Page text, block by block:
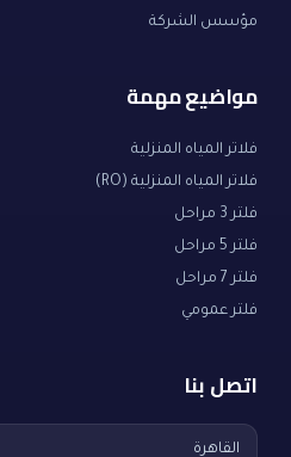
مؤسس الشركة
مواضيع مهمة
فلاتر المياه المنزلية
فلاتر المياه المنزلية (RO)
فلتر 3 مراحل
فلتر 5 مراحل
فلتر 7 مراحل
فلتر عمومي
اتصل بنا
القاهرة